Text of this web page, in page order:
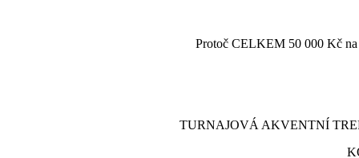
Protoč CELKEM 50 000 Kč
TURNAJOVÁ AKVENTNÍ